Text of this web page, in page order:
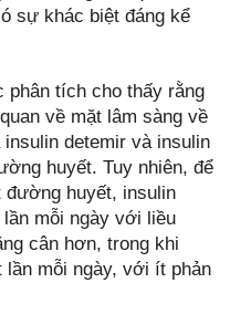
sự khác biệt đáng kể
phân tích cho thấy rằng
về mặt lâm sàng về
detemir và insulin
huyết. Tuy nhiên, để
huyết, insulin
mỗi ngày với liều
cân hơn, trong khi
mỗi ngày, với ít phản